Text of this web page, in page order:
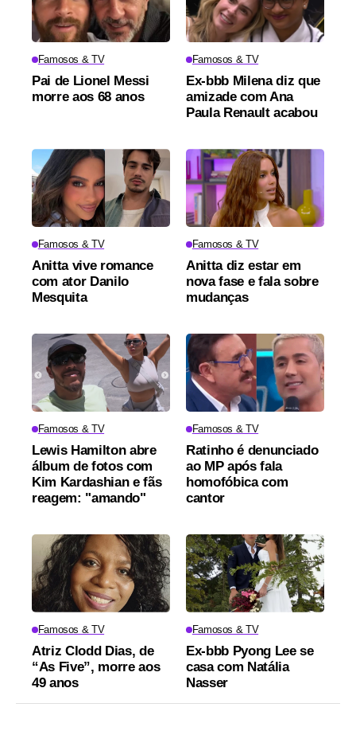
Famosos & TV
Pai de Lionel Messi
morre aos 68 anos
Famosos & TV
Ex-bbb Milena diz que
amizade com Ana
Paula Renault acabou
Famosos & TV
Anitta vive romance
com ator Danilo
Mesquita
Famosos & TV
Anitta diz estar em
nova fase e fala sobre
mudanças
Famosos & TV
Lewis Hamilton abre
álbum de fotos com
Kim Kardashian e fãs
reagem: "amando"
Famosos & TV
Ratinho é denunciado
ao MP após fala
homofóbica com
cantor
Famosos & TV
Atriz Clodd Dias, de
“As Five”, morre aos
49 anos
Famosos & TV
Ex-bbb Pyong Lee se
casa com Natália
Nasser